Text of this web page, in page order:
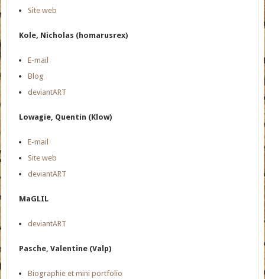
Site web
Kole, Nicholas (homarusrex)
E-mail
Blog
deviantART
Lowagie, Quentin (Klow)
E-mail
Site web
deviantART
MaGLIL
deviantART
Pasche, Valentine (Valp)
Biographie et mini portfolio